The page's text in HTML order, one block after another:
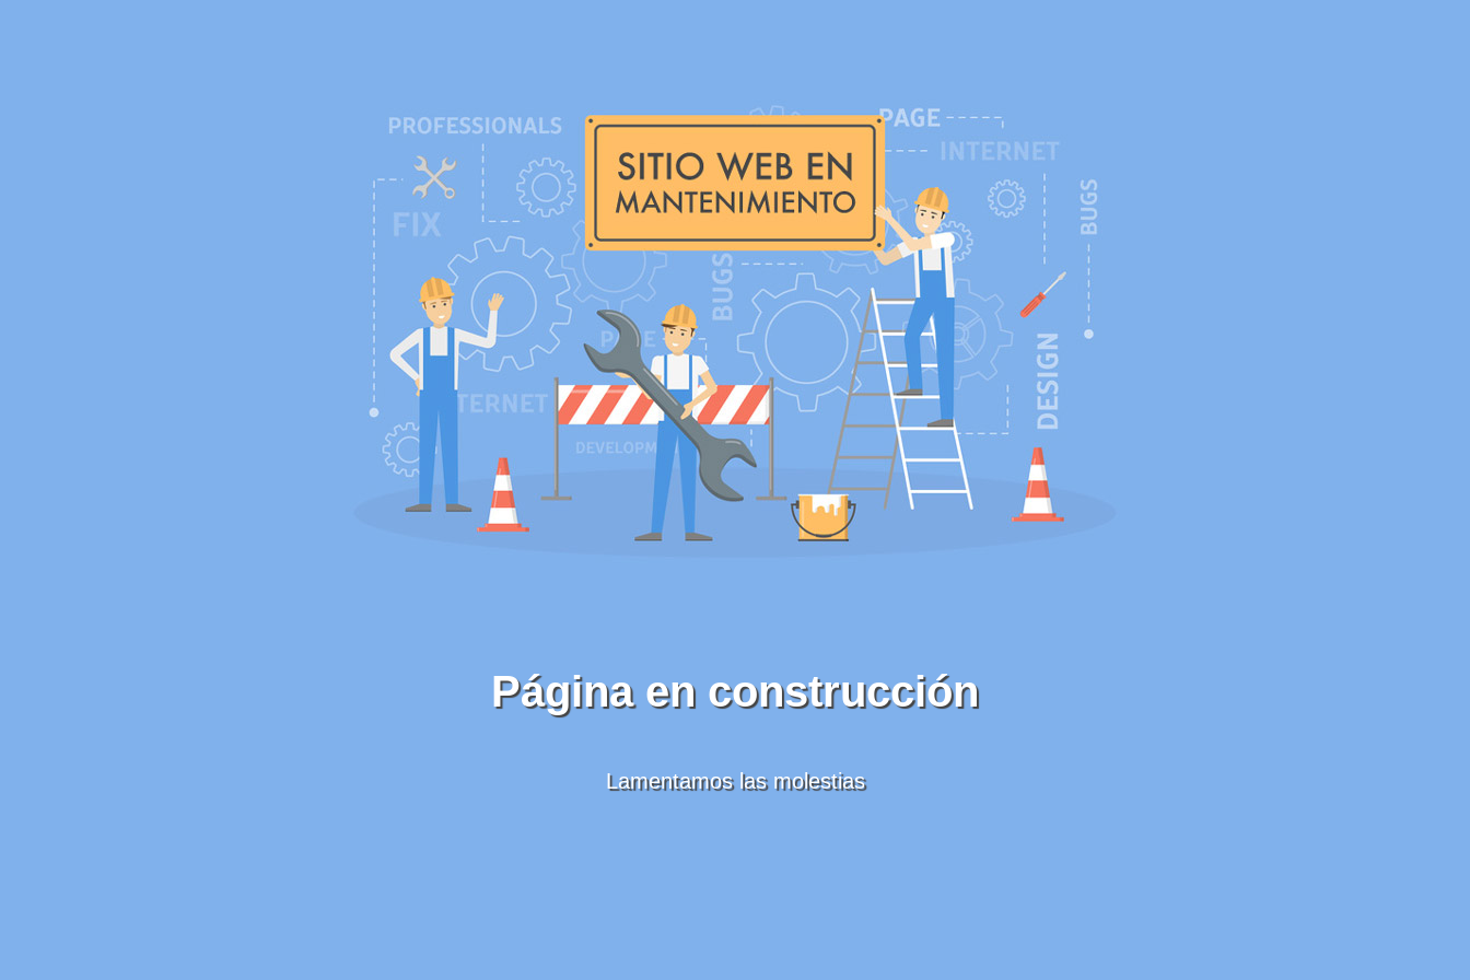
Página en construcción
Lamentamos las molestias